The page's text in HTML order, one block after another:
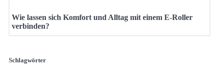
Wie lassen sich Komfort und Alltag mit einem E-Roller
verbinden?
Schlagwörter